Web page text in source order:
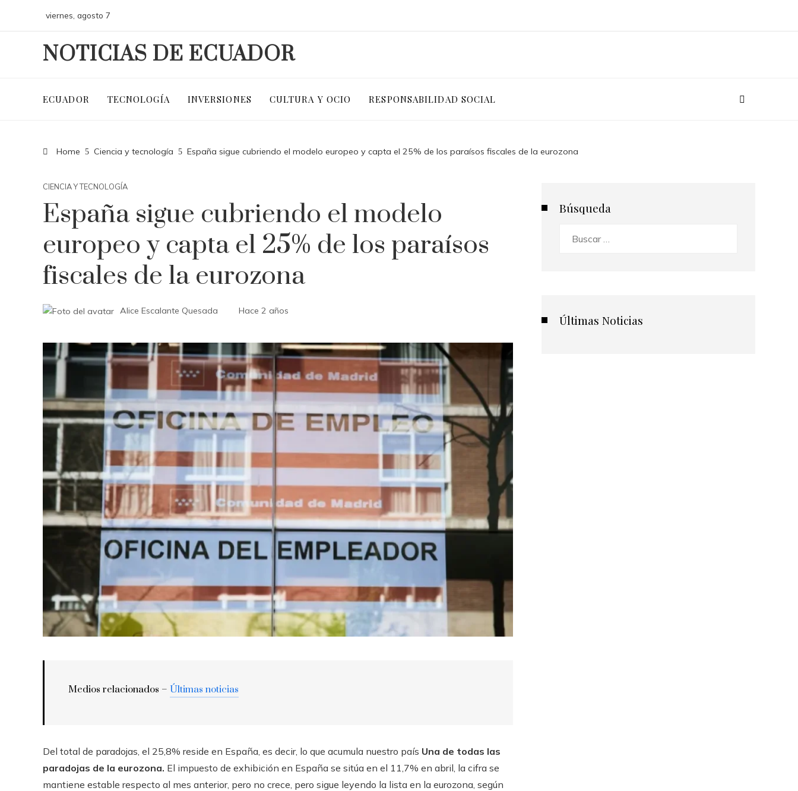
viernes, agosto 7
NOTICIAS DE ECUADOR
ECUADOR TECNOLOGÍA INVERSIONES CULTURA Y OCIO RESPONSABILIDAD SOCIAL
Home Ciencia y tecnología España sigue cubriendo el modelo europeo y capta el 25% de los paraísos fiscales de la eurozona
CIENCIA Y TECNOLOGÍA
España sigue cubriendo el modelo
europeo y capta el 25% de los paraísos
fiscales de la eurozona
Alice Escalante Quesada Hace 2 años
Medios relacionados – Últimas noticias
Del total de paradojas, el 25,8% reside en España, es decir, lo que acumula nuestro país Una de todas las
paradojas de la eurozona. El impuesto de exhibición en España se sitúa en el 11,7% en abril, la cifra se
mantiene estable respecto al mes anterior, pero no crece, pero sigue leyendo la lista en la eurozona, según
Búsqueda
Últimas Noticias